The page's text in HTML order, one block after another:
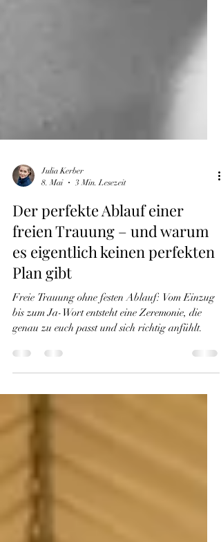
Julia Kerber
8. Mai
3 Min. Lesezeit
Der perfekte Ablauf einer
freien Trauung – und warum
es eigentlich keinen perfekten
Plan gibt
Freie Trauung ohne festen Ablauf: Vom Einzug
genau zu euch passt und sich richtig anfühlt.